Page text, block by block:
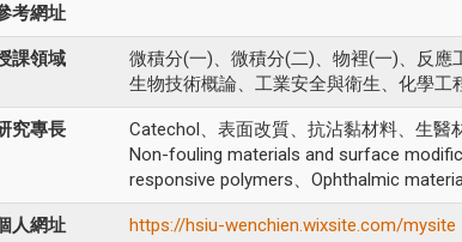
考網址
課領域
微積分(一)、微積分(二)、物裡(一)、反應
生物技術概論、工業安全與衛生、化學工
究專長
Catechol、表面改質、抗沾黏材料、生醫
Non-fouling materials and surface
responsive polymers、Ophthalmic
人網址 https://hsiu-wenchien.wixsite.com/mysite